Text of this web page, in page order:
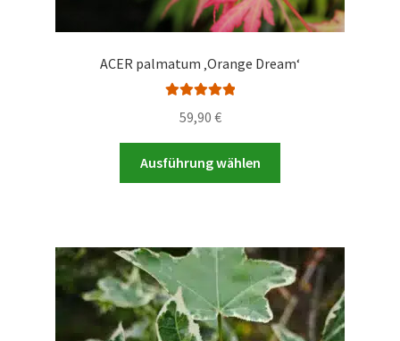
ACER palmatum ‚Orange Dream‘
5.00von 5
59,90 €
Ausführung wählen
auf.
Die
Optionen
können